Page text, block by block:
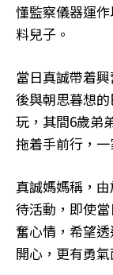
懂監察儀器運
料兒子。
當日真誠帶着
後與朝思暮想
玩，其間6歲弟
拖着手前行，
真誠媽媽稱，
待活動，即使
奮心情，希望
開心，更有勇氣